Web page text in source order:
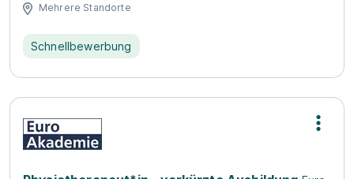
Mehrere Standorte
Schnellbewerbung